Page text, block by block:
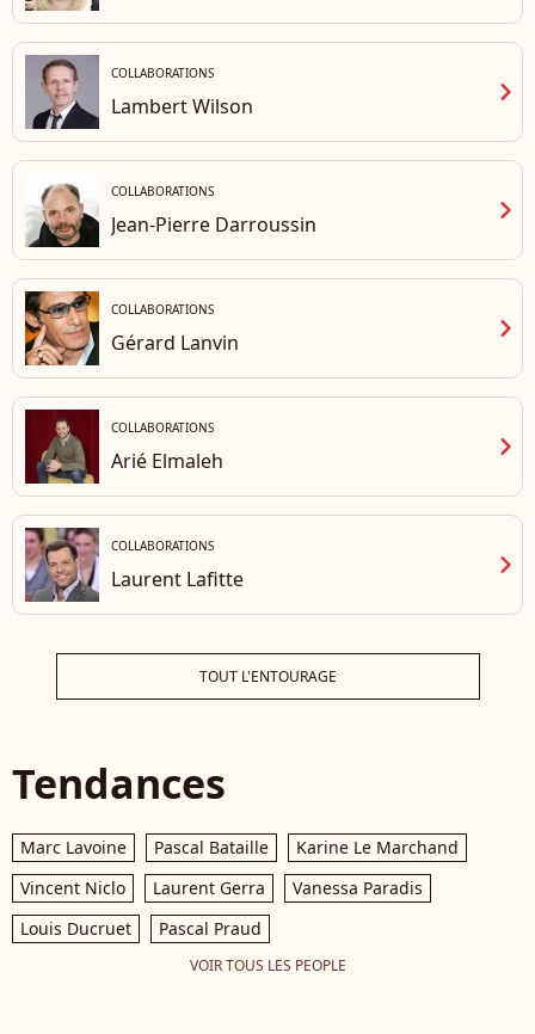
COLLABORATIONS
Lambert Wilson chevron_right
COLLABORATIONS
Jean-Pierre Darroussin chevron_right
COLLABORATIONS
Gérard Lanvin chevron_right
COLLABORATIONS
Arié Elmaleh chevron_right
COLLABORATIONS
Laurent Lafitte chevron_right
TOUT L'ENTOURAGE
Tendances
Marc Lavoine Pascal Bataille
Karine Le Marchand
Vincent Niclo
Laurent Gerra
Vanessa Paradis
Louis Ducruet
Pascal Praud
VOIR TOUS LES PEOPLE